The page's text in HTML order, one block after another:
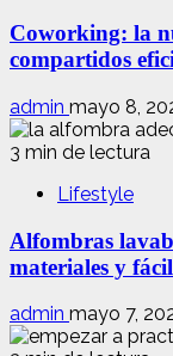
Coworking: la
compartidos
admin mayo 8,
3 min de lectura
Lifestyle
Alfombras
materiales y
admin mayo 7,